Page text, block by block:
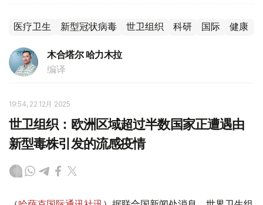
医疗卫生 新型冠状病毒 世卫组织 科研 国际 健康
木合塔尔 哈力木拉
编译
19:54, 22 12月 2025
世卫组织：欧洲区域超过半数国家正遭遇由
新型毒株引发的流感疫情